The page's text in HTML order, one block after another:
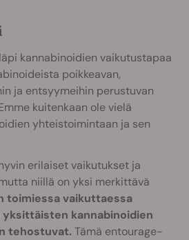
kannabinoidien vaikutustapaa
poikkeavan,
ja entsyymeihin perustuvan
kuitenkaan ole vielä
yhteistoimintaan ja sen
erilaiset vaikutukset ja
niillä on yksi merkittävä
toimiessa vaikuttaessa
kannabinoidien
tehostuvat. Tämä entourage-